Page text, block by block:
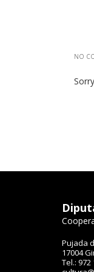
NO
Pujada
17004
Tel.: 972